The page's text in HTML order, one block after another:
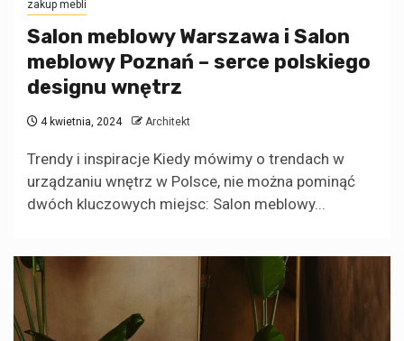
zakup mebli
Salon meblowy Warszawa i Salon
meblowy Poznań – serce polskiego
designu wnętrz
4 kwietnia, 2024 Architekt
Trendy i inspiracje Kiedy mówimy o trendach w
urządzaniu wnętrz w Polsce, nie można pominąć
dwóch kluczowych miejsc: Salon meblowy...